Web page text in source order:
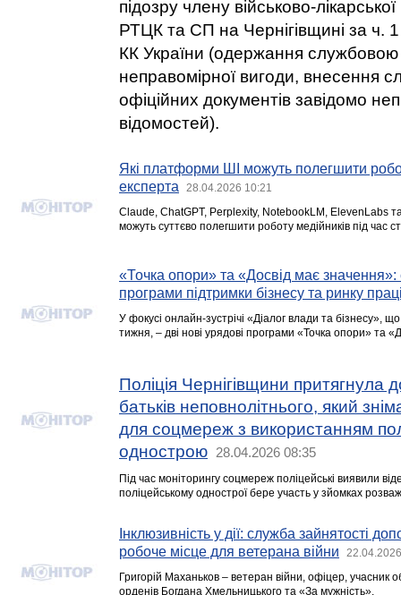
підозру члену військово-лікарської
РТЦК та СП на Чернігівщині за ч.
КК України (одержання
неправомірної вигоди, внесення
офіційних документів завідомо
відомостей).
Які платформи ШІ можуть полегшити
експерта
28.04.2026 10:21
Claude, ChatGPT, Perplexity, NotebookLM, ElevenLabs та
можуть суттєво полегшити роботу медійників під час
«Точка опори» та «Досвід має значення»:
програми підтримки бізнесу та ринку
У фокусі онлайн-зустрічі «Діалог влади та бізнесу»,
тижня, – дві нові урядові програми «Точка опори» та
Поліція Чернігівщини притягнула
батьків неповнолітнього, який
для соцмереж з використанням
однострою
28.04.2026 08:35
Під час моніторингу соцмереж поліцейські виявили
поліцейському однострої бере участь у зйомках
Інклюзивність у дії: служба зайнятості
робоче місце для ветерана війни
Григорій Маханьков – ветеран війни, офіцер, учасник
орденів Богдана Хмельницького та «За мужність».